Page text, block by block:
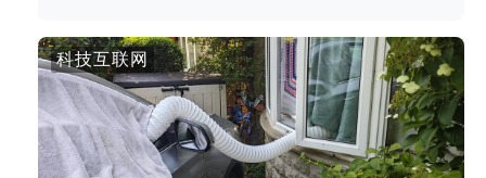
科技互联网